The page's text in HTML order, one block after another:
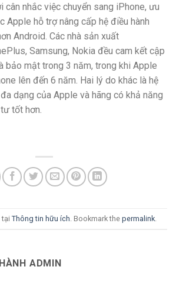
nhắc việc chuyển sang iPhone, ưu
Apple hỗ trợ nâng cấp hệ điều hành
Android. Các nhà sản xuất
Samsung, Nokia đều cam kết cập
bảo mật trong 3 năm, trong khi Apple
lên đến 6 năm. Hai lý do khác là hệ
dạng của Apple và hãng có khả năng
tốt hơn.
tại Thông tin hữu ích . Bookmark the permalink
ADMIN